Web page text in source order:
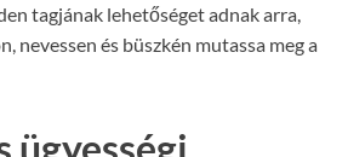
tagjának lehetőséget adnak arra,
nevessen és büszkén mutassa meg a